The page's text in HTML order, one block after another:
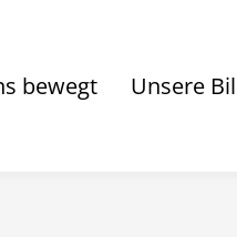
bewegt Unsere